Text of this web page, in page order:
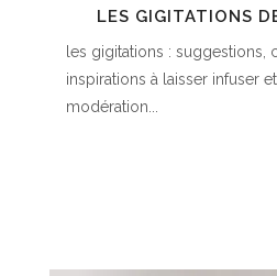
LES GIGITATIONS
les gigitations : suggestions,
inspirations à laisser infuser
modération...